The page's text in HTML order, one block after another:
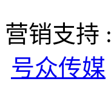
营销支持 :
号众传媒